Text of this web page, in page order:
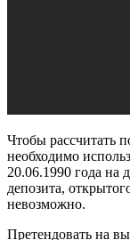
Чтобы рассчитать
необходимо
20.06.1990 года на
депозита,
невозможно.
Претендовать на